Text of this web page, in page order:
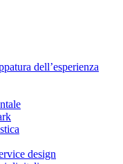
dell’esperienza
design